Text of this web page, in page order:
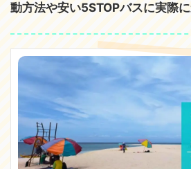
動方法や安い5STOPバスに実際